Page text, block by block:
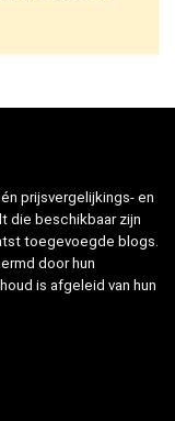
prijsvergelijkings- en
die beschikbaar zijn
toegevoegde blogs.
door hun
is afgeleid van hun